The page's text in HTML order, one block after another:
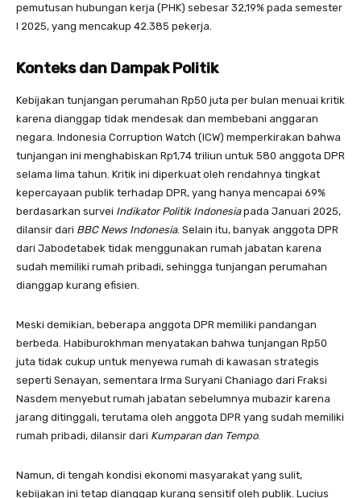
pemutusan hubungan kerja (PHK) sebesar 32,19% pada semester
I 2025, yang mencakup 42.385 pekerja.
Konteks dan Dampak Politik
Kebijakan tunjangan perumahan Rp50 juta per bulan menuai kritik
karena dianggap tidak mendesak dan membebani anggaran
negara. Indonesia Corruption Watch (ICW) memperkirakan bahwa
tunjangan ini menghabiskan Rp1,74 triliun untuk 580 anggota DPR
selama lima tahun. Kritik ini diperkuat oleh rendahnya tingkat
kepercayaan publik terhadap DPR, yang hanya mencapai 69%
berdasarkan survei Indikator Politik Indonesiapada Januari 2025,
dilansir dari BBC News Indonesia. Selain itu, banyak anggota DPR
dari Jabodetabek tidak menggunakan rumah jabatan karena
sudah memiliki rumah pribadi, sehingga tunjangan perumahan
dianggap kurang efisien.
Meski demikian, beberapa anggota DPR memiliki pandangan
berbeda. Habiburokhman menyatakan bahwa tunjangan Rp50
juta tidak cukup untuk menyewa rumah di kawasan strategis
seperti Senayan, sementara Irma Suryani Chaniago dari Fraksi
Nasdem menyebut rumah jabatan sebelumnya mubazir karena
jarang ditinggali, terutama oleh anggota DPR yang sudah memiliki
rumah pribadi, dilansir dari Kumparan dan Tempo.
Namun, di tengah kondisi ekonomi masyarakat yang sulit,
kebijakan ini tetap dianggap kurang sensitif oleh publik. Lucius